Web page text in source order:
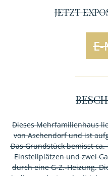
JETZT
Dieses Mehrfamilienhaus
von Aschendorf und ist
Das Grundstück bemisst
Einstellplätzen und zwei
durch eine G-Z.-Heizung.